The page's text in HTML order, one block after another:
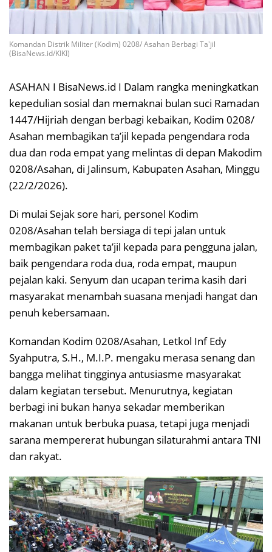
Komandan Distrik Militer (Kodim) 0208/ Asahan Berbagi Ta'jil
(BisaNews.id/KIKI)
ASAHAN I BisaNews.id I Dalam rangka meningkatkan
kepedulian sosial dan memaknai bulan suci Ramadan
1447/Hijriah dengan berbagi kebaikan, Kodim 0208/
Asahan membagikan ta’jil kepada pengendara roda
dua dan roda empat yang melintas di depan Makodim
0208/Asahan, di Jalinsum, Kabupaten Asahan, Minggu
(22/2/2026).
Di mulai Sejak sore hari, personel Kodim
0208/Asahan telah bersiaga di tepi jalan untuk
membagikan paket ta’jil kepada para pengguna jalan,
baik pengendara roda dua, roda empat, maupun
pejalan kaki. Senyum dan ucapan terima kasih dari
masyarakat menambah suasana menjadi hangat dan
penuh kebersamaan.
Komandan Kodim 0208/Asahan, Letkol Inf Edy
Syahputra, S.H., M.I.P. mengaku merasa senang dan
bangga melihat tingginya antusiasme masyarakat
dalam kegiatan tersebut. Menurutnya, kegiatan
berbagi ini bukan hanya sekadar memberikan
makanan untuk berbuka puasa, tetapi juga menjadi
sarana mempererat hubungan silaturahmi antara TNI
dan rakyat.